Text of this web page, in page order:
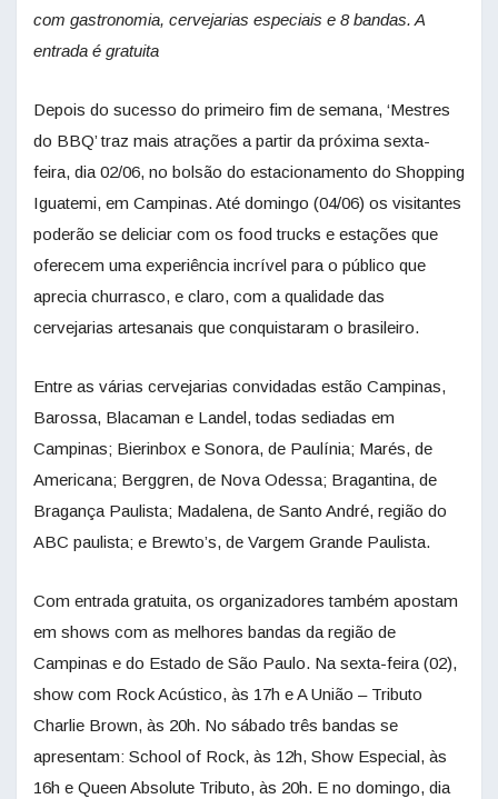
com gastronomia, cervejarias especiais e 8 bandas. A
entrada é gratuita
Depois do sucesso do primeiro fim de semana, ‘Mestres
do BBQ’ traz mais atrações a partir da próxima sexta-
feira, dia 02/06, no bolsão do estacionamento do Shopping
Iguatemi, em Campinas. Até domingo (04/06) os visitantes
poderão se deliciar com os food trucks e estações que
oferecem uma experiência incrível para o público que
aprecia churrasco, e claro, com a qualidade das
cervejarias artesanais que conquistaram o brasileiro.
Entre as várias cervejarias convidadas estão Campinas,
Barossa, Blacaman e Landel, todas sediadas em
Campinas; Bierinbox e Sonora, de Paulínia; Marés, de
Americana; Berggren, de Nova Odessa; Bragantina, de
Bragança Paulista; Madalena, de Santo André, região do
ABC paulista; e Brewto’s, de Vargem Grande Paulista.
Com entrada gratuita, os organizadores também apostam
em shows com as melhores bandas da região de
Campinas e do Estado de São Paulo. Na sexta-feira (02),
show com Rock Acústico, às 17h e A União – Tributo
Charlie Brown, às 20h. No sábado três bandas se
apresentam: School of Rock, às 12h, Show Especial, às
16h e Queen Absolute Tributo, às 20h. E no domingo, dia